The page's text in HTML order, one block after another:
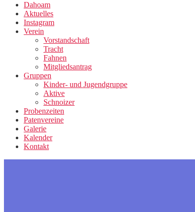
Dahoam
Aktuelles
Instagram
Verein
Vorstandschaft
Tracht
Fahnen
Mitgliedsantrag
Gruppen
Kinder- und Jugendgruppe
Aktive
Schnoizer
Probenzeiten
Patenvereine
Galerie
Kalender
Kontakt